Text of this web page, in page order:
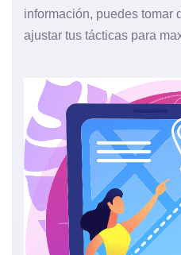
información, puedes tomar
ajustar tus tácticas para